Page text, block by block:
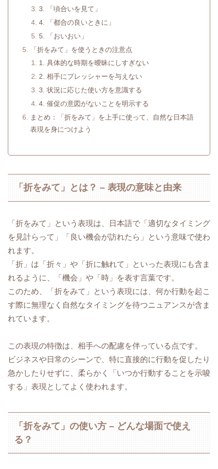
3. 「頃合いを見て」
4. 「都合の良いときに」
5. 「おいおい」
「折をみて」を使うときの注意点
1. 具体的な時期を曖昧にしすぎない
2. 相手にプレッシャーを与えない
3. 状況に応じた使い方を意識する
4. 催促の意図がないことを明示する
まとめ：「折をみて」を上手に使って、自然な日本語
表現を身につけよう
「折をみて」とは？ – 表現の意味と由来
「折をみて」という表現は、日本語で「適切なタイミング
を見計らって」「良い機会が訪れたら」という意味で使わ
れます。
「折」は「折々」や「折に触れて」といった表現にも含ま
れるように、「機会」や「時」を表す言葉です。
このため、「折をみて」という表現には、何か行動を起こ
す際に無理なく自然なタイミングを待つニュアンスが含ま
れています。
この表現の特徴は、相手への配慮を伴っている点です。
ビジネスや日常のシーンで、特に直接的に行動を促したり
急かしたりせずに、柔らかく「いつか行動することを示唆
する」表現としてよく使われます。
「折をみて」の使い方 – どんな場面で使え
る？